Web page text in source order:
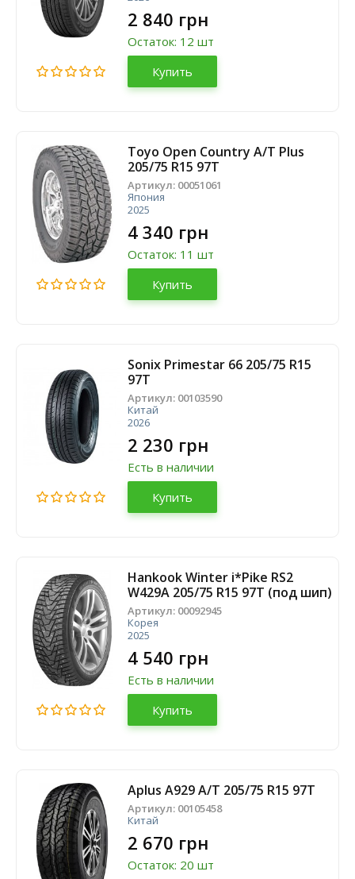
2 840 грн
Остаток: 12 шт
Купить
Toyo Open Country A/T Plus
205/75 R15 97T
Артикул: 00051061
Япония
2025
4 340 грн
Остаток: 11 шт
Купить
Sonix Primestar 66 205/75 R15
97T
Артикул: 00103590
Китай
2026
2 230 грн
Есть в наличии
Купить
Hankook Winter i*Pike RS2
W429A 205/75 R15 97T (под шип)
Артикул: 00092945
Корея
2025
4 540 грн
Есть в наличии
Купить
Aplus A929 A/T 205/75 R15 97T
Артикул: 00105458
Китай
2 670 грн
Остаток: 20 шт